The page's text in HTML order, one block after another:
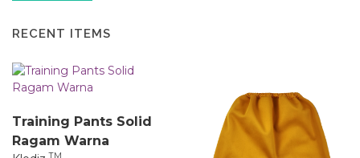
RECENT ITEMS
Training Pants Solid
Ragam Warna